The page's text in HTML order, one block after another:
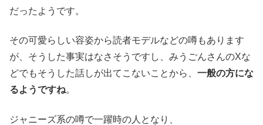
だったようです。
その可愛らしい容姿から読者モデルなどの噂もあります
が、そうした事実はなさそうですし、みうごんさんのXな
どでもそうした話しが出てこないことから、 一般の方にな
るようですね。
ジャニーズ系の噂で一躍時の人となり、